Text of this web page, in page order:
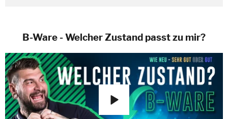
B-Ware - Welcher Zustand passt zu mir?